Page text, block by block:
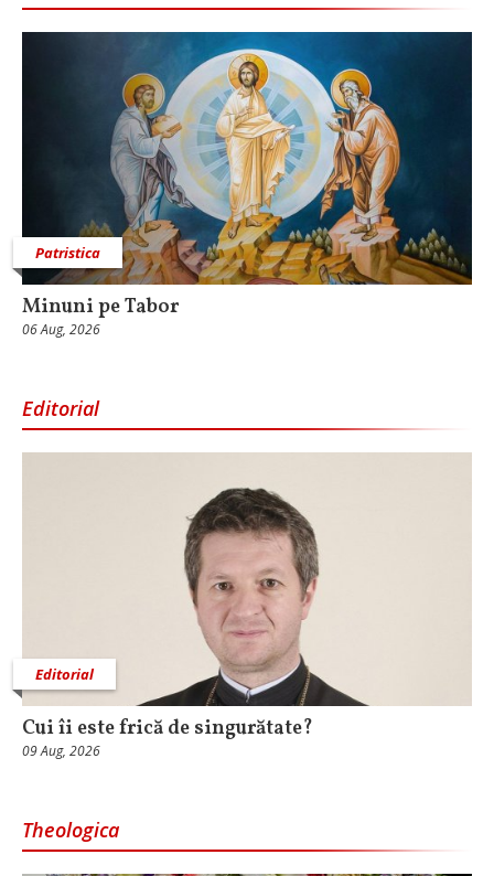
Patristica
Minuni pe Tabor
06 Aug, 2026
Editorial
Editorial
Cui îi este frică de singurătate?
09 Aug, 2026
Theologica